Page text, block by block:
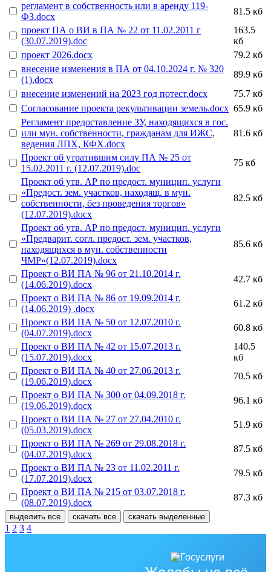
регламент в собственность или в аренду 119-
ФЗ.docx
81.5 кб
проект ПА о ВИ в ПА № 22 от 11.02.2011 г
(30.07.2019).doc
163.5
кб
проект 2026.docx
79.2 кб
внесение изменения в ПА от 04.10.2024 г. № 320
(1).docx
89.9 кб
внесение изменений на 2023 год потест.docx
75.7 кб
Согласование проекта рекультивации земель.docx 65.9 кб
Регламент предоставление ЗУ, находящихся в гос.
или мун. собственности, гражданам для ИЖС,
ведения ЛПХ, КФХ.docx
81.6 кб
Проект об утратившим силу ПА № 25 от
15.02.2011 г. (12.07.2019).doc
75 кб
Проект об утв. АР по предост. муницип. услуги
«Предост. зем. участков, находящ. в мун.
собственности, без проведения торгов»
(12.07.2019).docx
82.5 кб
Проект об утв. АР по предост. муницип. услуги
«Предварит. согл. предост. зем. участков,
находящихся в мун. собственности
ЧМР»(12.07.2019).docx
85.6 кб
Проект о ВИ ПА № 96 от 21.10.2014 г.
(14.06.2019).docx
42.7 кб
Проект о ВИ ПА № 86 от 19.09.2014 г.
(14.06.2019) .docx
61.2 кб
Проект о ВИ ПА № 50 от 12.07.2010 г.
(04.07.2019).docx
60.8 кб
Проект о ВИ ПА № 42 от 15.07.2013 г.
(15.07.2019).docx
140.5
кб
Проект о ВИ ПА № 40 от 27.06.2013 г.
(19.06.2019).docx
70.5 кб
Проект о ВИ ПА № 300 от 04.09.2018 г.
(19.06.2019).docx
96.1 кб
Проект о ВИ ПА № 27 от 27.04.2010 г.
(05.03.2019).docx
51.9 кб
Проект о ВИ ПА № 269 от 29.08.2018 г.
(04.07.2019).docx
87.5 кб
Проект о ВИ ПА № 23 от 11.02.2011 г.
(17.07.2019).docx
79.5 кб
Проект о ВИ ПА № 215 от 03.07.2018 г.
(08.07.2019).docx
87.3 кб
выделить все скачать все скачать выделенные
1 2 3 4